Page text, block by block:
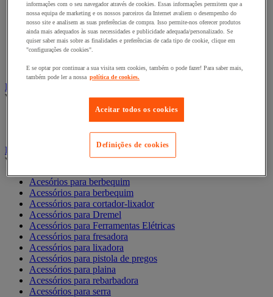
Acessórios para Quadro Elétrico
Bateria, carregador e cabo
Cabo Elétrico
Equipamento de Quadro Elétrico
Extensão, tira e enrolador
Tomada e interruptor
Ferramentas Elétricas
Ver todas as categorias
Ferramentas elétricas portáteis - Acessórios
Ver todas as categorias
Acesórios para berbequim
Acessórios para berbequim
Acessórios para cortador-lixador
Acessórios para Dremel
Acessórios para Ferramentas Elétricas
Acessórios para fresadora
Acessórios para lixadora
Acessórios para pistola de pregos
Acessórios para plaina
Acessórios para rebarbadora
Acessórios para serra
informações com o seu navegador através de cookies. Essas informações permitem que a
nossa equipa de marketing e os nossos parceiros da Internet avaliem o desempenho do
nosso site e analisem as suas preferências de compra. Isso permite-nos oferecer produtos
ainda mais adequados às suas necessidades e publicidade adequada/personalizado. Se
quiser saber mais sobre as finalidades e preferências de cada tipo de cookie, clique em
"configurações de cookies".
E se optar por continuar a sua visita sem cookies, também o pode fazer! Para saber mais,
também pode ler a nossa política de cookies.
Aceitar todos os cookies
Definições de cookies